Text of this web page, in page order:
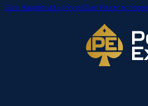
Zum Hauptinhalt springenZum Footer springen